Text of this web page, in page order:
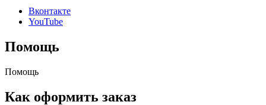
Вконтакте
YouTube
Помощь
Помощь
Как оформить заказ